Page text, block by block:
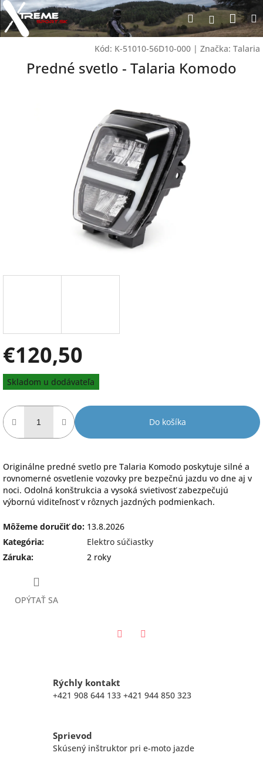
Prejsť
na
obsah
Hľadať
Kód: K-51010-56D10-000 | Značka: Talaria
Predné svetlo - Talaria Komodo
€120,50
Jednotková
cena:
Skladom u dodávateľa
Do košíka
Originálne predné svetlo pre Talaria Komodo poskytuje silné a
rovnomerné osvetlenie vozovky pre bezpečnú jazdu vo dne aj v
noci. Odolná konštrukcia a vysoká svietivosť zabezpečujú
výbornú viditeľnosť v rôznych jazdných podmienkach.
Môžeme doručiť do: 13.8.2026
Kategória:
Elektro súčiastky
Záruka: 2 roky
OPÝTAŤ SA
Rýchly kontakt
+421 908 644 133 +421 944 850 323
Sprievod
Skúsený inštruktor pri e-moto jazde